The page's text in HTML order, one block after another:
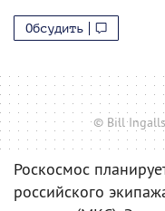
Обсудить
© Bill
Роскосмос
российского